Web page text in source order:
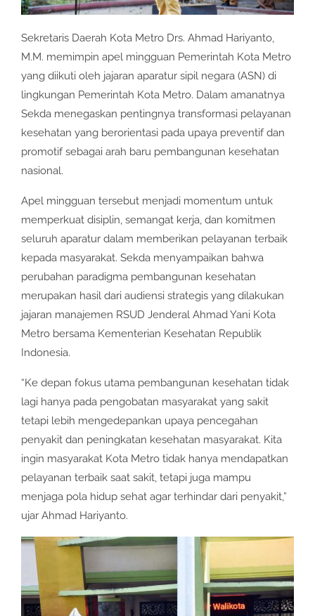
Sekretaris Daerah Kota Metro Drs. Ahmad Hariyanto,
M.M. memimpin apel mingguan Pemerintah Kota Metro
yang diikuti oleh jajaran aparatur sipil negara (ASN) di
lingkungan Pemerintah Kota Metro. Dalam amanatnya
Sekda menegaskan pentingnya transformasi pelayanan
kesehatan yang berorientasi pada upaya preventif dan
promotif sebagai arah baru pembangunan kesehatan
nasional.
Apel mingguan tersebut menjadi momentum untuk
memperkuat disiplin, semangat kerja, dan komitmen
seluruh aparatur dalam memberikan pelayanan terbaik
kepada masyarakat. Sekda menyampaikan bahwa
perubahan paradigma pembangunan kesehatan
merupakan hasil dari audiensi strategis yang dilakukan
jajaran manajemen RSUD Jenderal Ahmad Yani Kota
Metro bersama Kementerian Kesehatan Republik
Indonesia.
“Ke depan fokus utama pembangunan kesehatan tidak
lagi hanya pada pengobatan masyarakat yang sakit
tetapi lebih mengedepankan upaya pencegahan
penyakit dan peningkatan kesehatan masyarakat. Kita
ingin masyarakat Kota Metro tidak hanya mendapatkan
pelayanan terbaik saat sakit, tetapi juga mampu
menjaga pola hidup sehat agar terhindar dari penyakit,”
ujar Ahmad Hariyanto.